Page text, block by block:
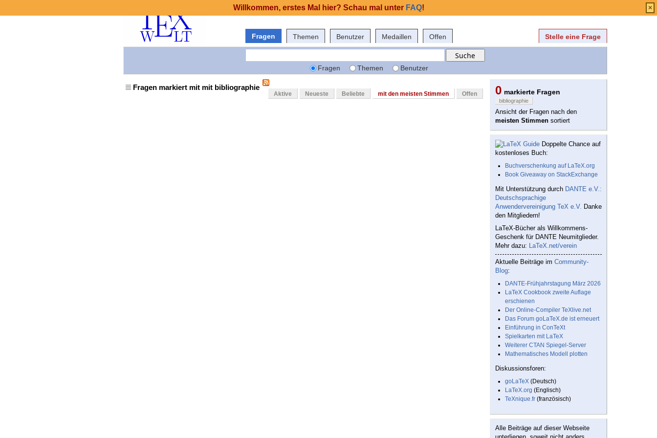
Fragen Themen Benutzer Medaillen Offen Stelle eine Frage
Fragen Themen Benutzer
Fragen markiert mit mit bibliographie
Aktive Neueste Beliebte mit den meisten Stimmen Offen 0 markierte Fragen
bibliographie
Ansicht der Fragen nach den
meisten Stimmen sortiert
Doppelte Chance auf
kostenloses Buch:
Buchverschenkung auf LaTeX.org
Book Giveaway on StackExchange
Mit Unterstützung durch DANTE e.V.:
Deutschsprachige
Anwendervereinigung TeX e.V. Danke
den Mitgliedern!
LaTeX-Bücher als Willkommens-
Geschenk für DANTE Neumitglieder.
Mehr dazu: LaTeX.net/verein
Aktuelle Beiträge im Community-
Blog:
DANTE-Frühjahrstagung März 2026
LaTeX Cookbook zweite Auflage
erschienen
Der Online-Compiler TeXlive.net
Das Forum goLaTeX.de ist erneuert
Einführung in ConTeXt
Spielkarten mit LaTeX
Weiterer CTAN Spiegel-Server
Mathematisches Modell plotten
Diskussionsforen:
goLaTeX (Deutsch)
LaTeX.org (Englisch)
TeXnique.fr (französisch)
Alle Beiträge auf dieser Webseite
Willkommen, erstes Mal hier? Schau mal unter FAQ! ×